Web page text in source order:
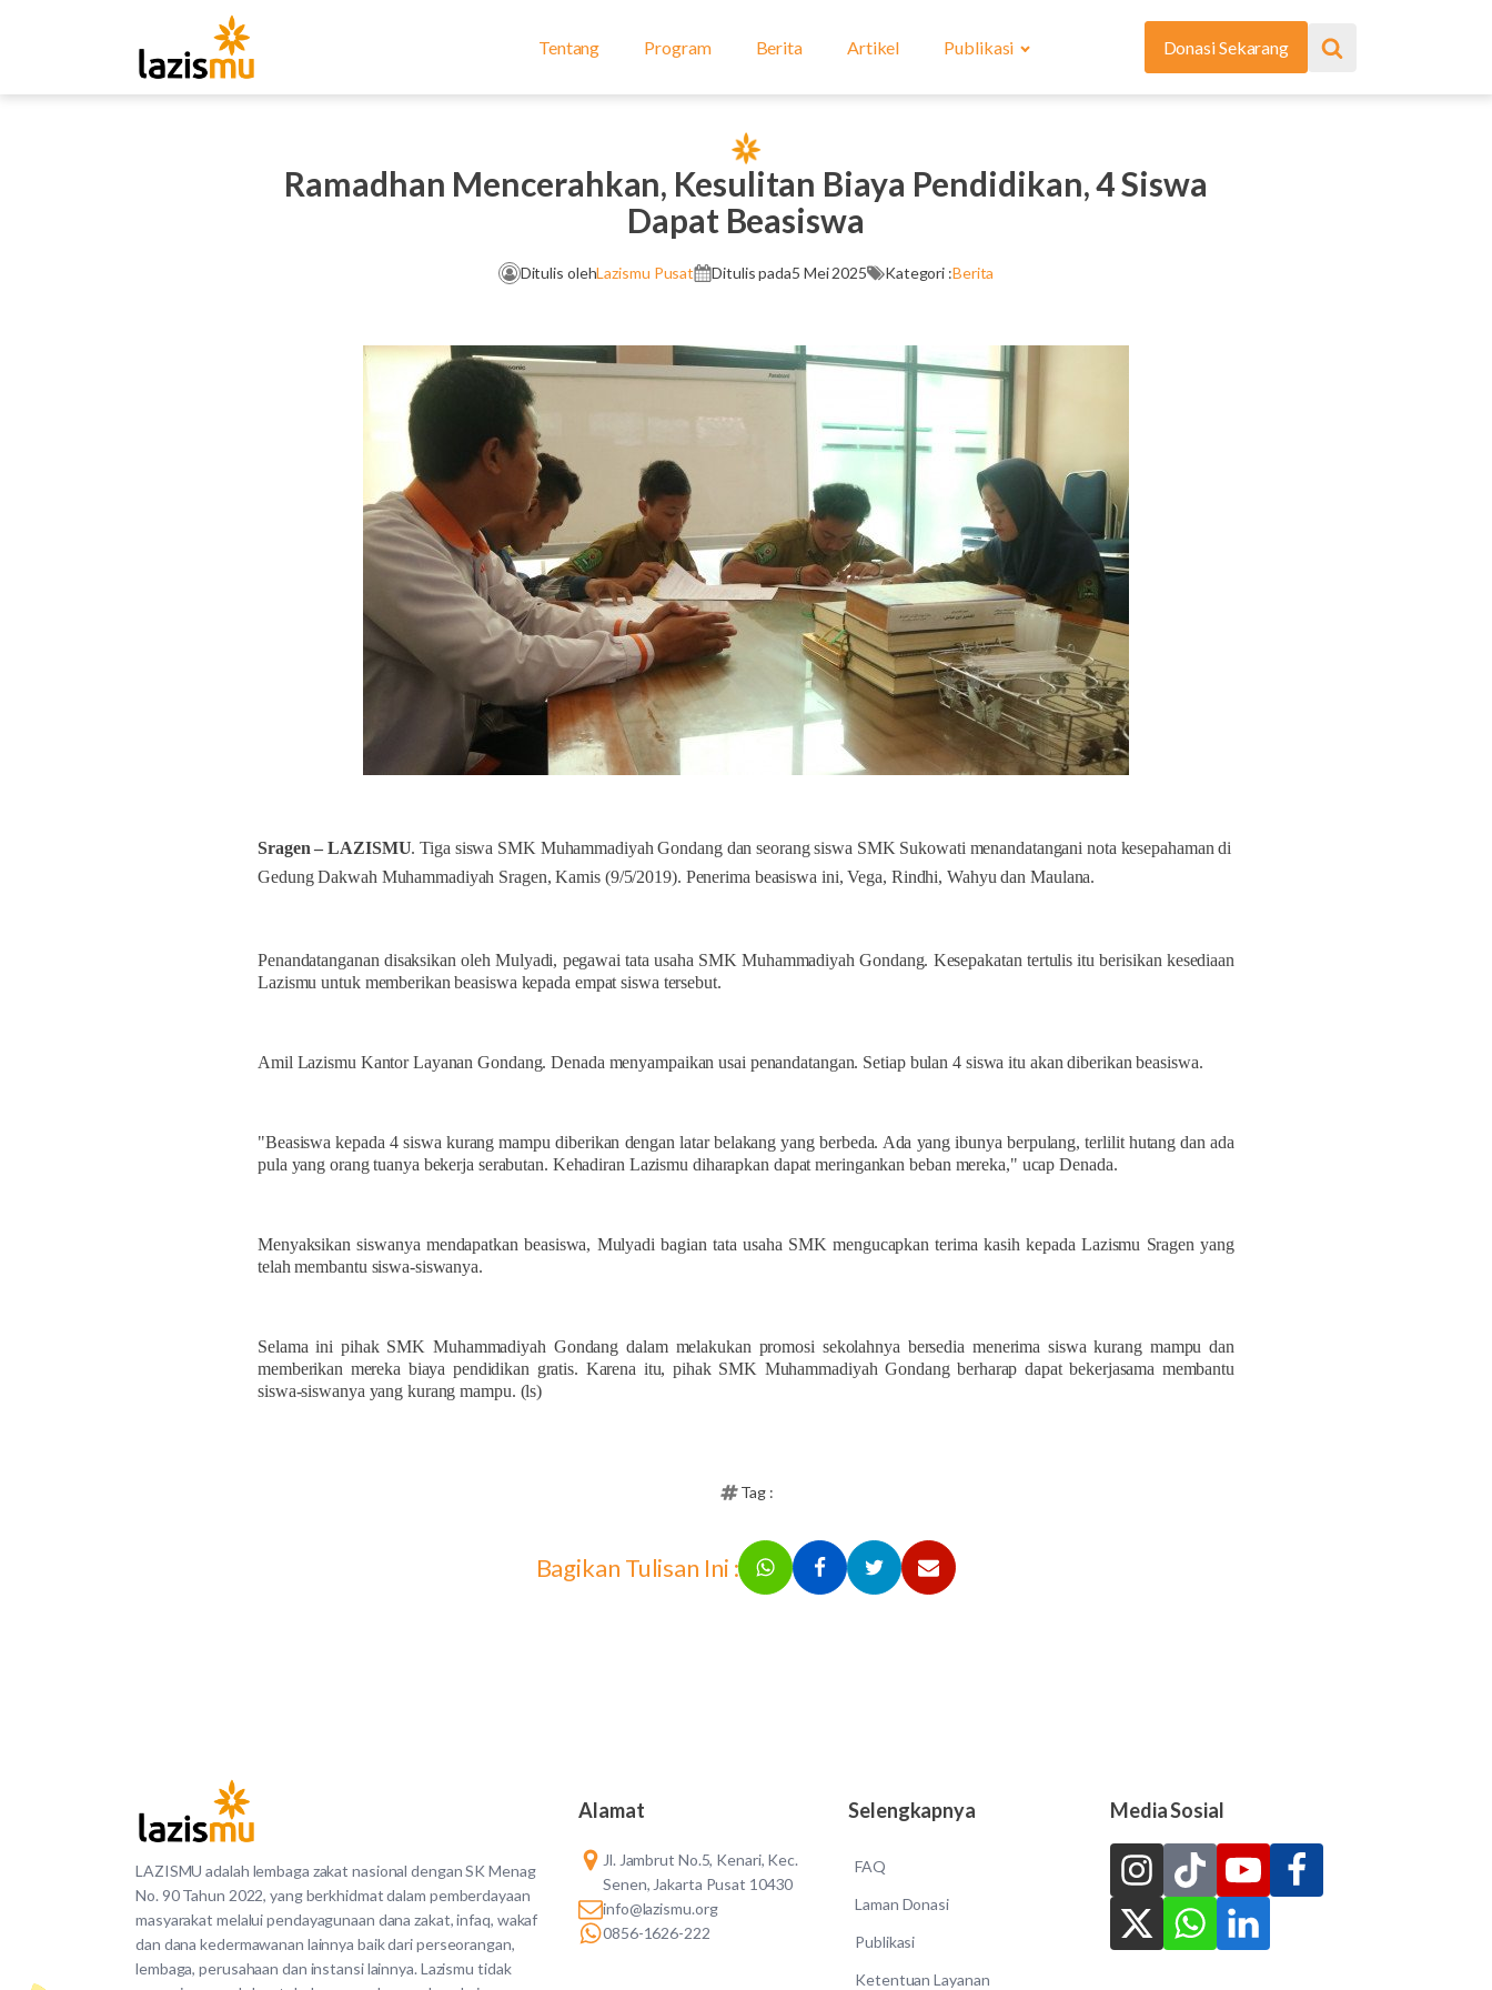
Tentang Program Berita Artikel Publikasi Donasi Sekarang
Ramadhan Mencerahkan, Kesulitan Biaya Pendidikan, 4 Siswa
Dapat Beasiswa
Ditulis olehLazismu Pusat Ditulis pada5 Mei 2025 Kategori :Berita
Sragen – LAZISMU. Tiga siswa SMK Muhammadiyah Gondang dan seorang siswa SMK Sukowati menandatangani nota kesepahaman di
Gedung Dakwah Muhammadiyah Sragen, Kamis (9/5/2019). Penerima beasiswa ini, Vega, Rindhi, Wahyu dan Maulana.
Penandatanganan disaksikan oleh Mulyadi, pegawai tata usaha SMK Muhammadiyah Gondang. Kesepakatan tertulis itu berisikan kesediaan
Lazismu untuk memberikan beasiswa kepada empat siswa tersebut.
Amil Lazismu Kantor Layanan Gondang. Denada menyampaikan usai penandatangan. Setiap bulan 4 siswa itu akan diberikan beasiswa.
"Beasiswa kepada 4 siswa kurang mampu diberikan dengan latar belakang yang berbeda. Ada yang ibunya berpulang, terlilit hutang dan ada
pula yang orang tuanya bekerja serabutan. Kehadiran Lazismu diharapkan dapat meringankan beban mereka," ucap Denada.
Menyaksikan siswanya mendapatkan beasiswa, Mulyadi bagian tata usaha SMK mengucapkan terima kasih kepada Lazismu Sragen yang
telah membantu siswa-siswanya.
Selama ini pihak SMK Muhammadiyah Gondang dalam melakukan promosi sekolahnya bersedia menerima siswa kurang mampu dan
memberikan mereka biaya pendidikan gratis. Karena itu, pihak SMK Muhammadiyah Gondang berharap dapat bekerjasama membantu
siswa-siswanya yang kurang mampu. (ls)
Tag :
Bagikan Tulisan Ini :
LAZISMU adalah lembaga zakat nasional dengan SK Menag
No. 90 Tahun 2022, yang berkhidmat dalam pemberdayaan
masyarakat melalui pendayagunaan dana zakat, infaq, wakaf
dan dana kedermawanan lainnya baik dari perseorangan,
lembaga, perusahaan dan instansi lainnya. Lazismu tidak
Alamat
Jl. Jambrut No.5, Kenari, Kec.
Senen, Jakarta Pusat 10430
info@lazismu.org
0856-1626-222
Selengkapnya
FAQ
Laman Donasi
Publikasi
Ketentuan Layanan
Media Sosial